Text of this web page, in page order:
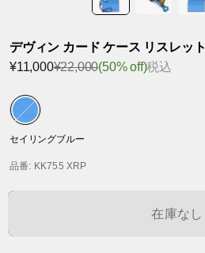
デヴィン カード ケース リスレット
¥11,000¥22,000(50% off)税込
セイリングブルー
品番: KK755 XRP
在庫なし